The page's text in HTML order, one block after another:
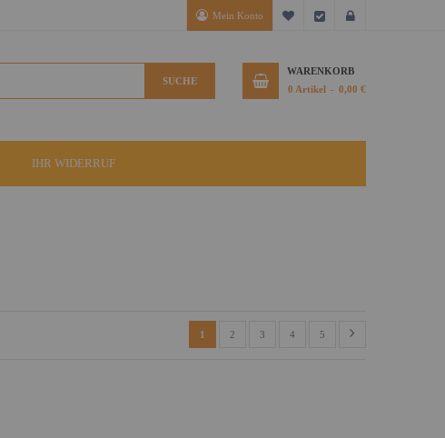
Mein Konto Mein Wunschzettel
Kasse
SUCHE
WARENKORB
0 Artikel 0,00 €
IHR WIDERRUF
1 2 3 4 5